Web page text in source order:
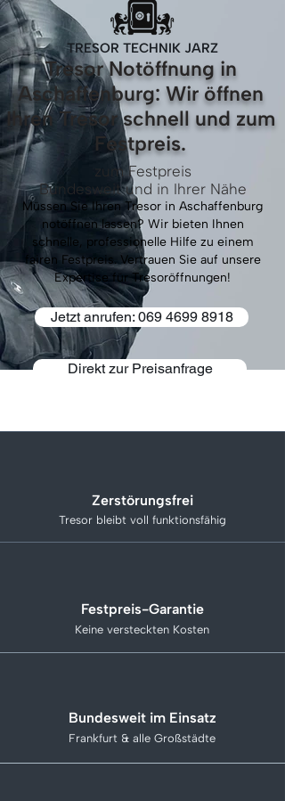
Tresor Notöffnung in
Aschaffenburg: Wir öffnen
Ihren Tresor schnell und zum
Festpreis.
zum Festpreis
Bundesweit und in Ihrer Nähe
Müssen Sie Ihren Tresor in Aschaffenburg
notöffnen lassen? Wir bieten Ihnen
schnelle, professionelle Hilfe zu einem
fairen Festpreis. Vertrauen Sie auf unsere
Expertise für Tresoröffnungen!
Jetzt anrufen: 069 4699 8918
TRESOR TECHNIK JARZ
Direkt zur Preisanfrage
Zerstörungsfrei
Tresor bleibt voll funktionsfähig
Festpreis-Garantie
Keine versteckten Kosten
Bundesweit im Einsatz
Frankfurt & alle Großstädte